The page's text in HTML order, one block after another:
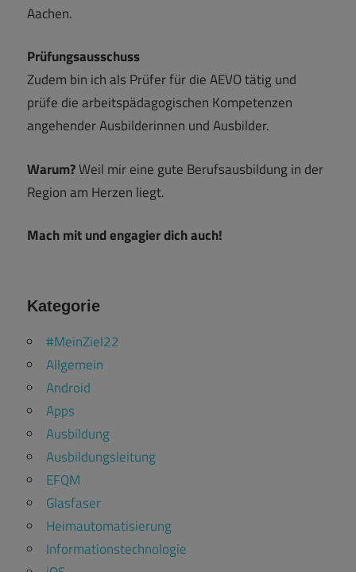
Aachen.
Prüfungsausschuss
Zudem bin ich als Prüfer für die AEVO tätig und
prüfe die arbeitspädagogischen Kompetenzen
angehender Ausbilderinnen und Ausbilder.
Warum?Weil mir eine gute Berufsausbildung in der
Region am Herzen liegt.
Mach mit und engagier dich auch!
Kategorie
#MeinZiel22
Allgemein
Android
Apps
Ausbildung
Ausbildungsleitung
EFQM
Glasfaser
Heimautomatisierung
Informationstechnologie